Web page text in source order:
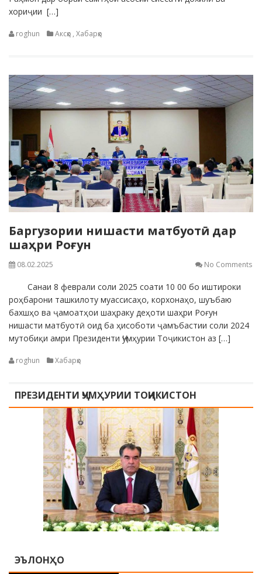
хориҷии […]
roghun Аксҳо , Хабарҳо
Баргузории нишасти матбуотӣ дар
шаҳри Роғун
08.02.2025 No Comments
Санаи 8 феврали соли 2025 соати 10 00 бо иштироки
роҳбарони ташкилоту муассисаҳо, корхонаҳо, шуъбаю
бахшҳо ва ҷамоатҳои шаҳраку деҳоти шаҳри Роғун
нишасти матбуотӣ оид ба ҳисоботи ҷамъбастии соли 2024
мутобиқи амри Президенти Ҷумҳурии Тоҷикистон аз […]
roghun Хабарҳо
ПРЕЗИДЕНТИ ҶУМҲУРИИ ТОҶИКИСТОН
ЭЪЛОНҲО